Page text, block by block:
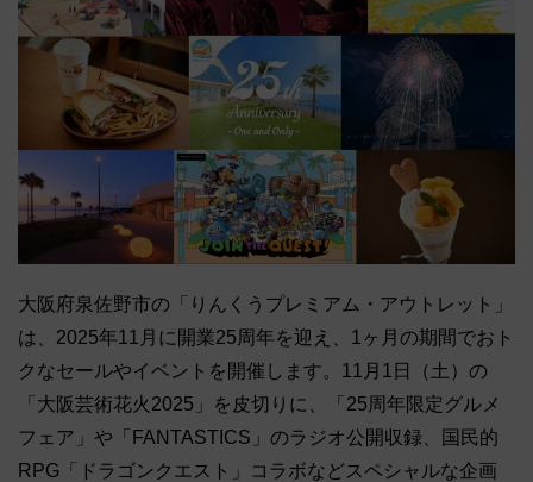
大阪府泉佐野市の「りんくうプレミアム・アウトレット」
は、2025年11月に開業25周年を迎え、1ヶ月の期間でおト
クなセールやイベントを開催します。11月1日（土）の
「大阪芸術花火2025」を皮切りに、「25周年限定グルメ
フェア」や「FANTASTICS」のラジオ公開収録、国民的
RPG「ドラゴンクエスト」コラボなどスペシャルな企画